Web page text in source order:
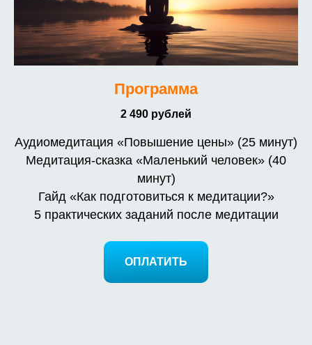
Программа
2 490 рублей
Аудиомедитация «Повышение цены» (25 минут)
Медитация-сказка «Маленький человек» (40
минут)
Гайд «Как подготовиться к медитации?»
5 практических заданий после медитации
ОПЛАТИТЬ